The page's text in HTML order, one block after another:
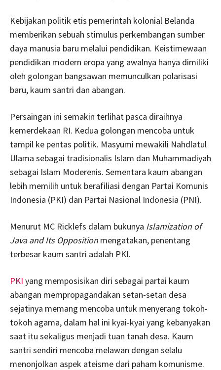
Kebijakan politik etis pemerintah kolonial Belanda
memberikan sebuah stimulus perkembangan sumber
daya manusia baru melalui pendidikan. Keistimewaan
pendidikan modern eropa yang awalnya hanya dimiliki
oleh golongan bangsawan memunculkan polarisasi
baru, kaum santri dan abangan.
Persaingan ini semakin terlihat pasca diraihnya
kemerdekaan RI. Kedua golongan mencoba untuk
tampil ke pentas politik. Masyumi mewakili Nahdlatul
Ulama sebagai tradisionalis Islam dan Muhammadiyah
sebagai Islam Moderenis. Sementara kaum abangan
lebih memilih untuk berafiliasi dengan Partai Komunis
Indonesia (PKI) dan Partai Nasional Indonesia (PNI).
Menurut MC Ricklefs dalam bukunya Islamization of
Java and Its Opposition mengatakan, penentang
terbesar kaum santri adalah PKI.
PKI yang memposisikan diri sebagai partai kaum
abangan mempropagandakan setan-setan desa
sejatinya memang mencoba untuk menyerang tokoh-
tokoh agama, dalam hal ini kyai-kyai yang kebanyakan
saat itu sekaligus menjadi tuan tanah desa. Kaum
santri sendiri mencoba melawan dengan selalu
menonjolkan aspek ateisme dari paham komunisme.